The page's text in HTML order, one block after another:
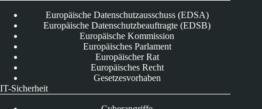
Europäische Datenschutzausschuss (EDSA)
Europäische Datenschutzbeauftragte (EDSB)
Europäische Kommission
Europäisches Parlament
Europäischer Rat
Europäisches Recht
Gesetzesvorhaben
IT-Sicherheit